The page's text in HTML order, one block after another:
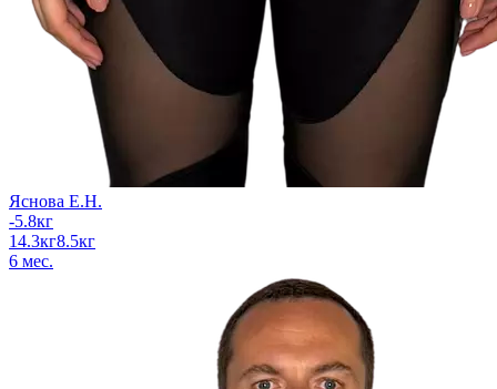
Яснова Е.Н.
-5.8кг
14.3кг8.5кг
6 мес.